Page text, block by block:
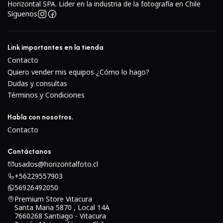
Rendimiento óptico
El Canon FD 50mm f/1.8 se ganó una reputación
sobresaliente gracias a su equilibrio entre rendimiento y
precio:
Excelente nitidez al cerrar ligeramente el diafragma
Desenfoque suave para retratos
Buena capacidad en condiciones de poca luz gracias a
su apertura f/1.8
Perspectiva natural ideal para fotografía general.
Muchos fotógrafos consideran este lente una de las
mejores relaciones calidad-precio dentro del sistema FD.
Horizontal SPA. Lider en la industria de la fotografía en Chile
Síguenos
Link importantes en la tienda
Contacto
Quiero vender mis equipos ¿Cómo lo hago?
Dudas y consultas
Términos y Condiciones
Habla con nosotros.
Contacto
Contáctanos
usados@horizontalfoto.cl
+56229557903
56926492050
Premium Store Vitacura
Santa Maria 5870 , Local 14A
7660268 Santiago - Vitacura